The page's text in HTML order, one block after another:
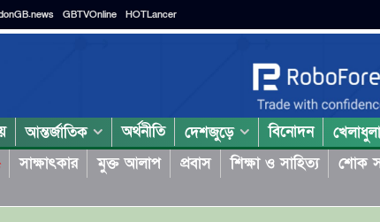
GBTVOnline HOTLancer
আন্তর্জাতিক অর্থনীতি দেশজুড়ে বিনোদন
সাক্ষাৎকার মুক্ত আলাপ প্রবাস শিক্ষা ও সাহিত্য শোক